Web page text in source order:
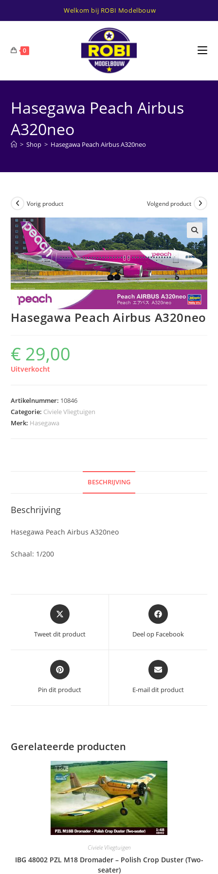
Welkom bij ROBI Modelbouw
0
Hasegawa Peach Airbus
A320neo
> Shop > Hasegawa Peach Airbus A320neo
Vorig product Volgend product
Hasegawa Peach Airbus A320neo
€ 29,00
Uitverkocht
Artikelnummer: 10846
Categorie: Civiele Vliegtuigen
Merk: Hasegawa
BESCHRIJVING
Beschrijving
Hasegawa Peach Airbus A320neo
Schaal: 1/200
Opent
in
een
nieuw
Tweet dit product
Opent
in
nieuw
Deel op Facebook
Opent
in
een
nieuw
Pin dit product
Opent
in
een
nieuw
E-mail dit product
Gerelateerde producten
Civiele Vliegtuigen
IBG 48002 PZL M18 Dromader – Polish Crop Duster (Two-
seater)